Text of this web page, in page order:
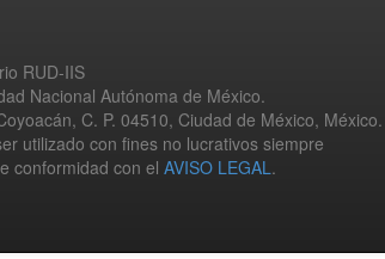
RUD-IIS
Nacional Autónoma de México.
C. P. 04510, Ciudad de México, México.
utilizado con fines no lucrativos siempre
conformidad con el AVISO LEGAL.